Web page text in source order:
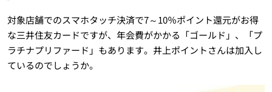
対象店舗でのスマホタッチ決済で7～10％ポイント還元がお得
な三井住友カードですが、年会費がかかる「ゴールド」、「プ
ラチナプリファード」もあります。井上ポイントさんは加入し
ているのでしょうか。